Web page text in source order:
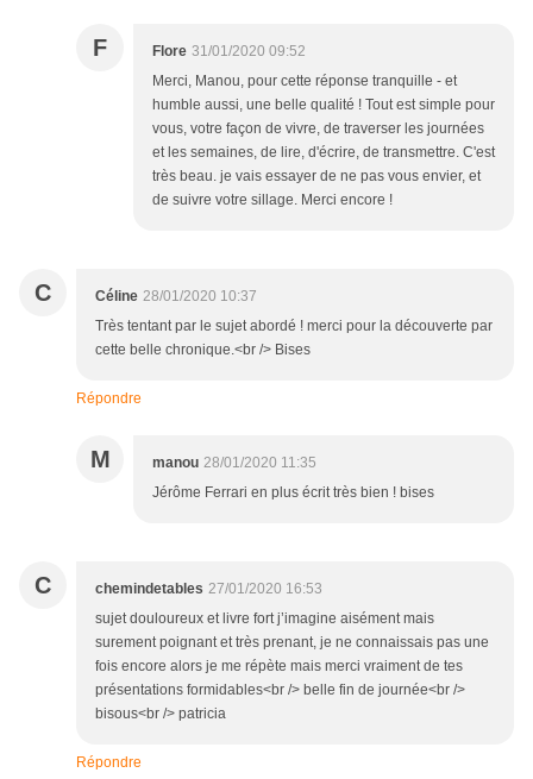
F Flore 31/01/2020 09:52
Merci, Manou, pour cette réponse tranquille - et
humble aussi, une belle qualité ! Tout est simple pour
vous, votre façon de vivre, de traverser les journées
et les semaines, de lire, d'écrire, de transmettre. C'est
très beau. je vais essayer de ne pas vous envier, et
de suivre votre sillage. Merci encore !
C Céline 28/01/2020 10:37
Très tentant par le sujet abordé ! merci pour la découverte par
cette belle chronique.<br /> Bises
Répondre
M manou 28/01/2020 11:35
Jérôme Ferrari en plus écrit très bien ! bises
C chemindetables 27/01/2020 16:53
sujet douloureux et livre fort j’imagine aisément mais
surement poignant et très prenant, je ne connaissais pas une
fois encore alors je me répète mais merci vraiment de tes
présentations formidables<br /> belle fin de journée<br />
bisous<br /> patricia
Répondre